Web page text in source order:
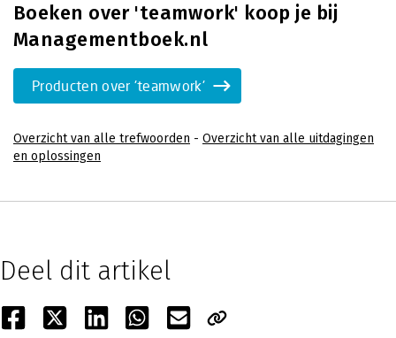
Boeken over 'teamwork' koop je bij
Managementboek.nl
Producten over 'teamwork'
Overzicht van alle trefwoorden - Overzicht van alle uitdagingen
en oplossingen
Deel dit artikel